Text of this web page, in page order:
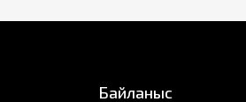
Байланыс